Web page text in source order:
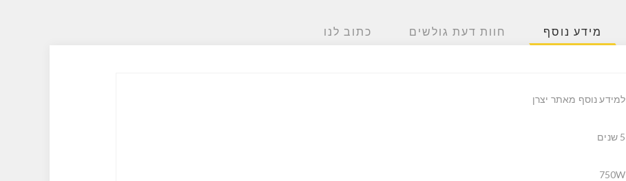
מידע נוסף חוות דעת גולשים כתוב לנו
למידע נוסף מאתר יצרן
5 שנים
750W